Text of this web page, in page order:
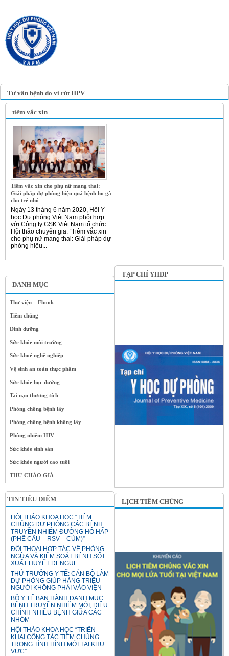
Tư vấn bệnh do vi rút HPV
DANH MỤC
Thư viện – Ebook
Tiêm chủng
Dinh dưỡng
Sức khỏe môi trường
Sức khoẻ nghề nghiệp
Vệ sinh an toàn thực phẩm
Sức khỏe học đường
Tai nạn thương tích
Phòng chống bệnh lây
Phòng chống bệnh không lây
Phòng nhiễm HIV
Sức khỏe sinh sản
Sức khỏe người cao tuổi
THƯ CHÀO GIÁ
TIN TIÊU ĐIỂM
HỘI THẢO KHOA HỌC “TIÊM
CHỦNG DỰ PHÒNG CÁC BỆNH
TRUYỀN NHIỄM ĐƯỜNG HÔ HẤP
(PHẾ CẦU – RSV – CÚM)”
ĐỐI THOẠI HỢP TÁC VỀ PHÒNG
NGỪA VÀ KIỂM SOÁT BỆNH SỐT
XUẤT HUYẾT DENGUE
THỨ TRƯỞNG Y TẾ: CÁN BỘ LÀM
DỰ PHÒNG GIÚP HÀNG TRIỆU
NGƯỜI KHÔNG PHẢI VÀO VIỆN
BỘ Y TẾ BAN HÀNH DANH MỤC
BỆNH TRUYỀN NHIỄM MỚI, ĐIỀU
CHỈNH NHIỀU BỆNH GIỮA CÁC
NHÓM
HỘI THẢO KHOA HỌC “TRIỂN
KHAI CÔNG TÁC TIÊM CHỦNG
TRONG TÌNH HÌNH MỚI TẠI KHU
VỰC”
tiêm vắc xin
Tiêm vắc xin cho phụ nữ mang thai:
Giải pháp dự phòng hiệu quả bệnh ho gà
cho trẻ nhỏ
Ngày 13 tháng 6 năm 2020, Hội Y
học Dự phòng Việt Nam phối hợp
với Công ty GSK Việt Nam tổ chức
Hội thảo chuyên gia: “Tiêm vắc xin
cho phụ nữ mang thai: Giải pháp dự
phòng hiệu...
TẠP CHÍ YHDP
LỊCH TIÊM CHỦNG